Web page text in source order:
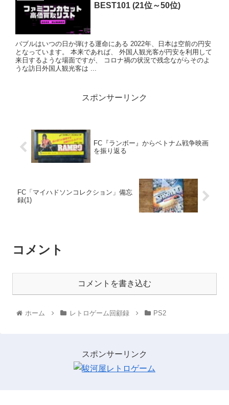
BEST101 (21位～50位)
バブルはいつの日か弾ける運命にある 2022年、日本は空前の円安
となっています。 本来であれば、 外国人観光客が円安を利用して
来日するような場面ですが、 コロナ禍の状況で残念ながらそのよ
うな訪日外国人観光客は ...
スポンサーリンク
FC『ランボー』からベトナム戦争映画
を振り返る
FC「マイハドソンコレクション」備忘
録(1)
コメント
コメントを書き込む
ホーム レトロゲーム回顧録 PS2
スポンサーリンク